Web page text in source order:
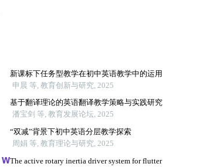
新课标下任务型教学在初中英语教学中的运用
申晨 等, 教育创新与研究, 2025
基于翻译理论的英语翻译教学策略与实践研究
潘宝剑 等, 教育发展论坛, 2025
“双减”背景下初中英语分层教学探索
周娟 等, 教育理论与研究, 2025
The active rotary inertia driver system for flutter